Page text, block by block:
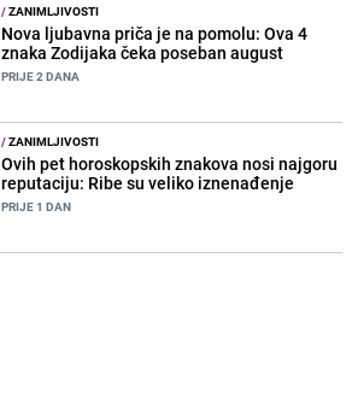
/ZANIMLJIVOSTI
Nova ljubavna priča je na pomolu: Ova 4
znaka Zodijaka čeka poseban august
PRIJE 2 DANA
/ZANIMLJIVOSTI
Ovih pet horoskopskih znakova nosi najgoru
reputaciju: Ribe su veliko iznenađenje
PRIJE 1 DAN